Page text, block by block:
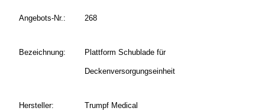
Angebots-Nr.: 268
Bezeichnung: Plattform Schublade für
Deckenversorgungseinheit
Hersteller: Trumpf Medical